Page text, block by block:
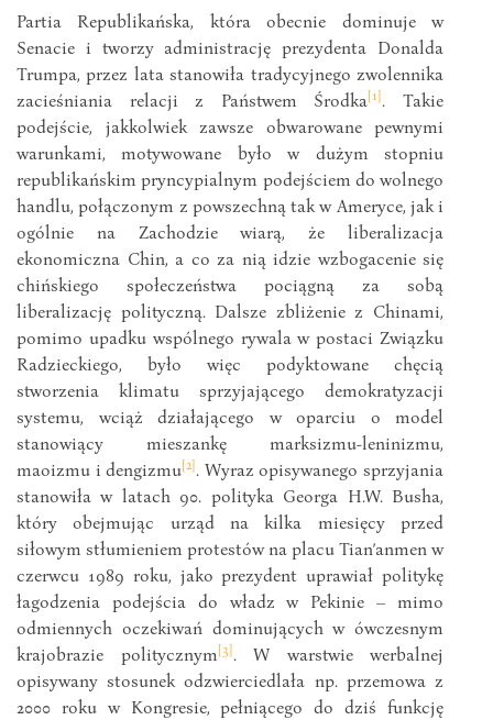
Partia Republikańska, która obecnie dominuje w
Senacie i tworzy administrację prezydenta Donalda
Trumpa, przez lata stanowiła tradycyjnego zwolennika
zacieśniania relacji z Państwem Środka[1]. Takie
podejście, jakkolwiek zawsze obwarowane pewnymi
warunkami, motywowane było w dużym stopniu
republikańskim pryncypialnym podejściem do wolnego
handlu, połączonym z powszechną tak w Ameryce, jak i
ogólnie na Zachodzie wiarą, że liberalizacja
ekonomiczna Chin, a co za nią idzie wzbogacenie się
chińskiego społeczeństwa pociągną za sobą
liberalizację polityczną. Dalsze zbliżenie z Chinami,
pomimo upadku wspólnego rywala w postaci Związku
Radzieckiego, było więc podyktowane chęcią
stworzenia klimatu sprzyjającego demokratyzacji
systemu, wciąż działającego w oparciu o model
stanowiący mieszankę marksizmu-leninizmu,
maoizmu i dengizmu[2]. Wyraz opisywanego sprzyjania
stanowiła w latach 90. polityka Georga H.W. Busha,
który obejmując urząd na kilka miesięcy przed
siłowym stłumieniem protestów na placu Tian’anmen w
czerwcu 1989 roku, jako prezydent uprawiał politykę
łagodzenia podejścia do władz w Pekinie – mimo
odmiennych oczekiwań dominujących w ówczesnym
krajobrazie politycznym [3]. W warstwie werbalnej
opisywany stosunek odzwierciedlała np. przemowa z
2000 roku w Kongresie, pełniącego do dziś funkcję